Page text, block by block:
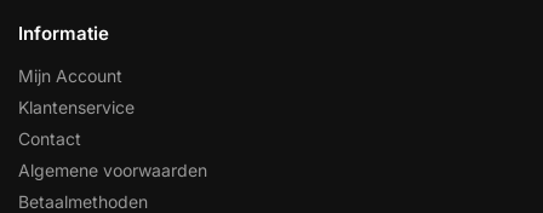
Informatie
Mijn Account
Klantenservice
Contact
Algemene voorwaarden
Betaalmethoden